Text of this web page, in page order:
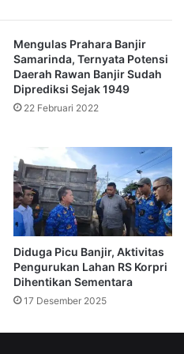
tegas Suwarso.
dapat dilalui berkat
kendaraan
bpbd samarinda
Suwarso
Mengulas Prahara Banjir
Samarinda, Ternyata Potensi
Daerah Rawan Banjir Sudah
Diprediksi Sejak 1949
22 Februari 2022
Diduga Picu Banjir, Aktivitas
Pengurukan Lahan RS Korpri
Dihentikan Sementara
17 Desember 2025